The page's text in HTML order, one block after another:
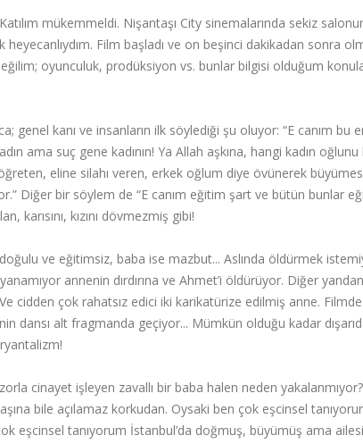
mükemmeldi. Nişantaşı City sinemalarında sekiz salonun
Film başladı ve on beşinci dakikadan sonra
oyunculuk, prodüksiyon vs. bunlar bilgisi olduğum
genel kanı ve insanların ilk söylediği şu oluyor: “E canım bu
ama suç gene kadının! Ya Allah aşkına, hangi kadın
eline silahı veren, erkek oğlum diye övünerek
Diğer bir söylem de “E canım eğitim şart ve bütün bunlar
karısını, kızını dövmezmiş gibi!
ve eğitimsiz, baba ise mazbut... Aslında öldürmek
annenin dırdırına ve Ahmet’i öldürüyor. Diğer
cidden çok rahatsız edici iki karikatürize edilmiş anne.
dansı alt fragmanda geçiyor... Mümkün olduğu kadar
cinayet işleyen zavallı bir baba halen neden
bile açılamaz korkudan. Oysaki ben çok eşcinsel
eşcinsel tanıyorum İstanbul’da doğmuş, büyümüş ama